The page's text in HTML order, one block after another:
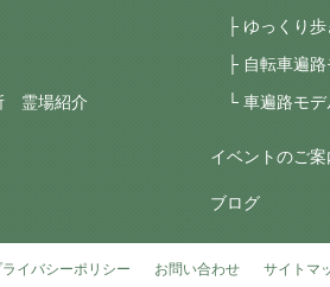
霊場紹介
ゆっくり
自転車遍
車遍路モ
イベントのご案
ブログ
ライバシーポリシー お問い合わせ サイトマ